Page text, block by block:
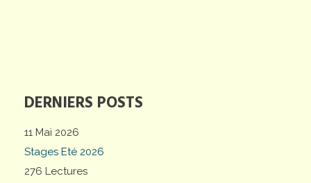
DERNIERS POSTS
11 Mai 2026
Stages Eté 2026
276 Lectures